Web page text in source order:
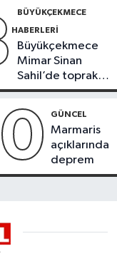
BÜYÜKÇEKMECE
HABERLERI
Büyükçekmece
Mimar Sinan
Sahil’de toprak
kayması
GÜNCEL
Marmaris
açıklarında
deprem